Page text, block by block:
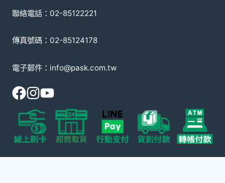
聯絡電話：02-85122221
傳真號碼：02-85124178
電子郵件：info@pask.com.tw